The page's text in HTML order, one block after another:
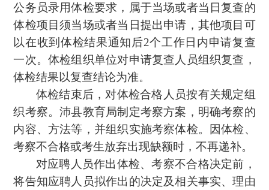
公务员录用体检要求，属于当场或者当日复查的
体检项目须当场或者当日提出申请，其他项目可
以在收到体检结果通知后2个工作日内申请复查
一次。体检组织单位对申请复查人员组织复查，
体检结果以复查结论为准。
体检结束后，对体检合格人员按有关规定组
织考察。沛县教育局制定考察方案，明确考察的
内容、方法等，并组织实施考察体检。因体检、
考察不合格或考生放弃出现缺额时，不再递补。
对应聘人员作出体检、考察不合格决定前，
将告知应聘人员拟作出的决定及相关事实、理由